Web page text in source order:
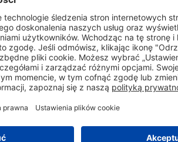
Produkty z kategorii Source są
recyklingu odpadów lub ze środowisk
roślinnych lub wykorzystujących
HellermannTyton oferuje również
konstrukcji zmniejszają ilość odpadów
Zrównoważone projektowanie
świadomie zmniejszają ilość odpadów,
wykorzystanie lub recykling.
Tak